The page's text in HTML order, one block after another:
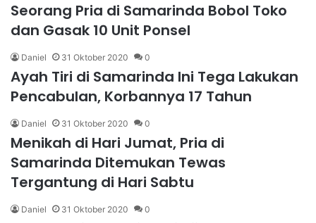
Seorang Pria di Samarinda Bobol Toko
dan Gasak 10 Unit Ponsel
Daniel 31 Oktober 2020 0
Ayah Tiri di Samarinda Ini Tega Lakukan
Pencabulan, Korbannya 17 Tahun
Daniel 31 Oktober 2020 0
Menikah di Hari Jumat, Pria di
Samarinda Ditemukan Tewas
Tergantung di Hari Sabtu
Daniel 31 Oktober 2020 0